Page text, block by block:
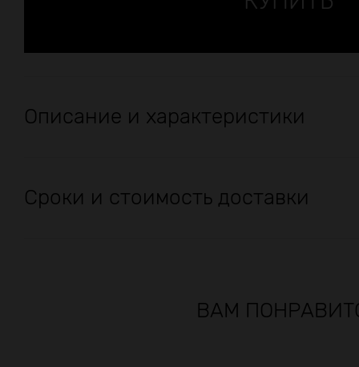
Описание и характеристики
Сроки и стоимость доставки
ВАМ